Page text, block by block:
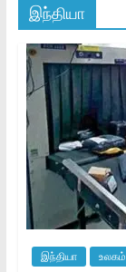
இந்தியா
இந்தியா உலகம்